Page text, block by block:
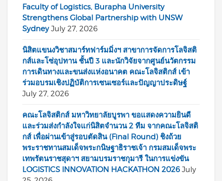
Faculty of Logistics, Burapha University
Strengthens Global Partnership with UNSW
Sydney July 27, 2026
นิสิตแขนงวิชาสมาร์ทฟาร์มมิ่งฯ สาขาการจัดการโลจิสติ
กส์และโซ่อุปทาน ชั้นปี 3 และนักวิจัยจากศูนย์นวัตกรรม
การเดินทางและขนส่งแห่งอนาคต คณะโลจิสติกส์ เข้า
ร่วมอบรมเชิงปฏิบัติการเซนเซอร์และปัญญาประดิษฐ์
July 27, 2026
คณะโลจิสติกส์ มหาวิทยาลัยบูรพา ขอแสดงความยินดี
และร่วมส่งกำลังใจแก่นิสิตจำนวน 2 ทีม จากคณะโลจิสติ
กส์ เพื่อผ่านเข้าสู่รอบตัดสิน (Final Round) ชิงถ้วย
พระราชทานสมเด็จพระกนิษฐาธิราชเจ้า กรมสมเด็จพระ
เทพรัตนราชสุดาฯ สยามบรมราชกุมารี ในการแข่งขัน
LOGISTICS INNOVATION HACKATHON 2026 July